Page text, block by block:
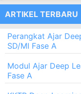
ARTIKEL TERBARU
Perangkat Ajar
SD/MI Fase A
Modul Ajar Deep
Fase A